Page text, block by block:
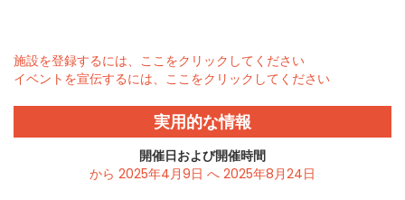
施設を登録するには、ここをクリックしてください
イベントを宣伝するには、ここをクリックしてください
実用的な情報
開催日および開催時間
から 2025年4月9日 へ 2025年8月24日